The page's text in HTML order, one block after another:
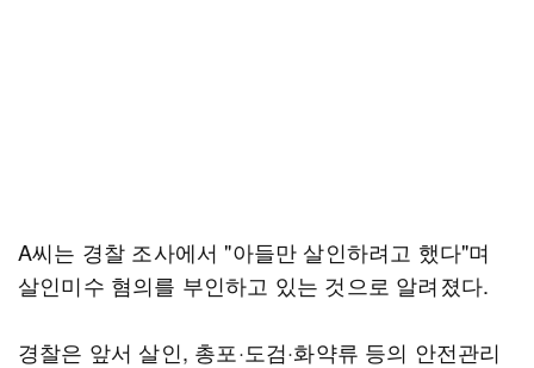
A씨는 경찰 조사에서 "아들만 살인하려고 했다"며
살인미수 혐의를 부인하고 있는 것으로 알려졌다.
경찰은 앞서 살인, 총포·도검·화약류 등의 안전관리